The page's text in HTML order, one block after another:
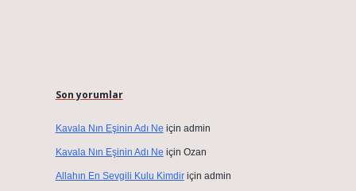
Son yorumlar
Kavala Nın Eşinin Adı Ne için admin
Kavala Nın Eşinin Adı Ne için Ozan
Allahın En Sevgili Kulu Kimdiriçin admin